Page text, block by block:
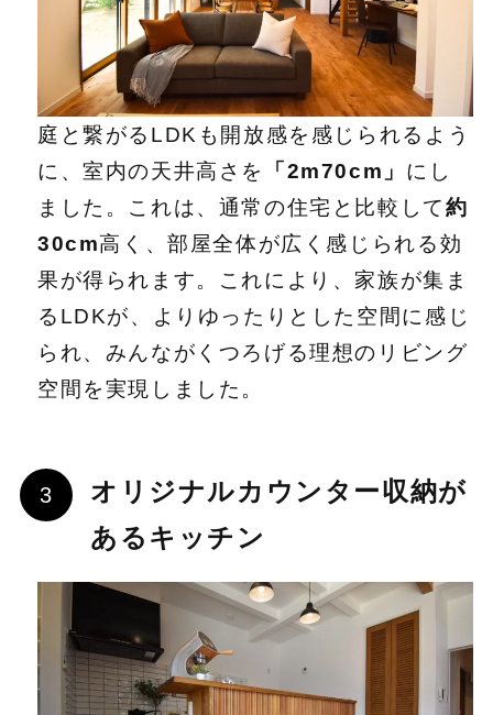
庭と繋がるLDKも開放感を感じられるよう
に、室内の天井高さを
「2m70cm」 にし
ました。これは、通常の住宅と比較して約
30cm高く、部屋全体が広く感じられる効
果が得られます。これにより、家族が集ま
るLDKが、よりゆったりとした空間に感じ
られ、みんながくつろげる理想のリビング
空間を実現しました。
オリジナルカウンター収納が
あるキッチン